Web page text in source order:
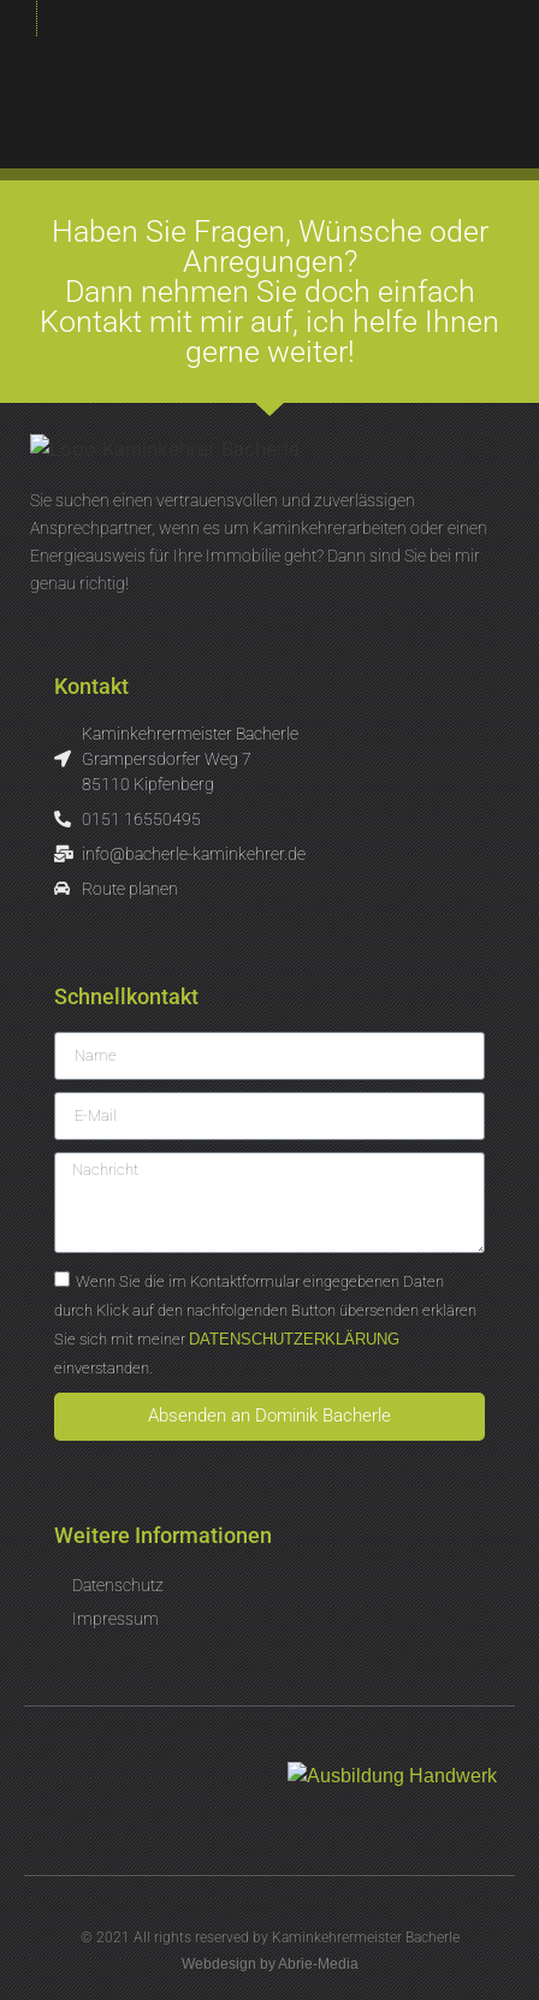
Haben Sie Fragen, Wünsche oder
Anregungen?
Dann nehmen Sie doch einfach
Kontakt mit mir auf, ich helfe Ihnen
gerne weiter!
Sie suchen einen vertrauensvollen und zuverlässigen
Ansprechpartner, wenn es um Kaminkehrerarbeiten oder einen
Energieausweis für Ihre Immobilie geht? Dann sind Sie bei mir
genau richtig!
Kontakt
Kaminkehrermeister Bacherle
Grampersdorfer Weg 7
85110 Kipfenberg
0151 16550495
info@bacherle-kaminkehrer.de
Route planen
Schnellkontakt
Wenn Sie die im Kontaktformular eingegebenen Daten
durch Klick auf den nachfolgenden Button übersenden erklären
Sie sich mit meiner DATENSCHUTZERKLÄRUNG
einverstanden.
Absenden an Dominik Bacherle
Weitere Informationen
Datenschutz
Impressum
© 2021 All rights reserved by Kaminkehrermeister Bacherle
Webdesign by Abrie-Media